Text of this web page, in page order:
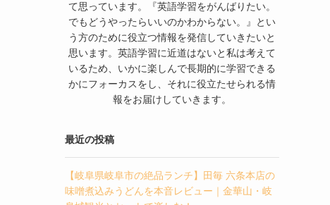
て思っています。『英語学習をがんばりたい。
でもどうやったらいいのかわからない。』とい
う方のために役立つ情報を発信していきたいと
思います。英語学習に近道はないと私は考えて
いるため、いかに楽しんで長期的に学習できる
かにフォーカスをし、それに役立たせられる情
報をお届けしていきます。
最近の投稿
【岐阜県岐阜市の絶品ランチ】田毎 六条本店の
味噌煮込みうどんを本音レビュー｜金華山・岐